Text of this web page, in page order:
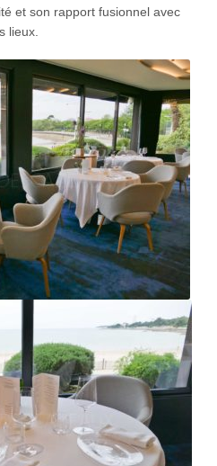
et son rapport fusionnel avec
lieux.